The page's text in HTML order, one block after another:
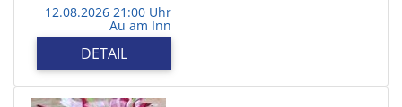
12.08.2026 21:00 Uhr
Au am Inn
DETAIL